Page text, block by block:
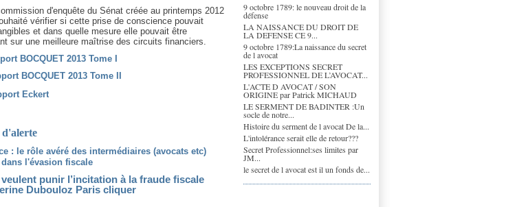
9 octobre 1789: le nouveau droit de la
défense
LA NAISSANCE DU DROIT DE
LA DEFENSE CE 9...
9 octobre 1789:La naissance du secret
de l avocat
LES EXCEPTIONS SECRET
PROFESSIONNEL DE L’AVOCAT...
L'ACTE D AVOCAT / SON
ORIGINE par Patrick MICHAUD
LE SERMENT DE BADINTER :Un
socle de notre...
Histoire du serment de l avocat De la...
L'intolérance serait elle de retour???
Secret Professionnel:ses limites par
JM...
le secret de l avocat est il un fonds de...
d'enquête du Sénat créée au printemps 2012
vérifier si cette prise de conscience pouvait
et dans quelle mesure elle pouvait être
sur une meilleure maîtrise des circuits financiers.
BOCQUET 2013 Tome I
BOCQUET 2013 Tome II
Eckert
: le rôle avéré des intermédiaires (avocats etc)
dans l'évasion fiscale
punir l’incitation à la fraude fiscale
Dubouloz Paris cliquer